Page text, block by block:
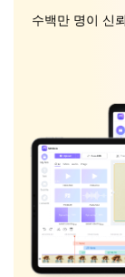
수백만 명이 신